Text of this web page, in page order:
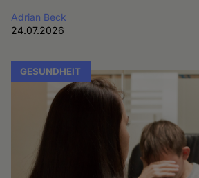
Adrian Beck
24.07.2026
GESUNDHEIT